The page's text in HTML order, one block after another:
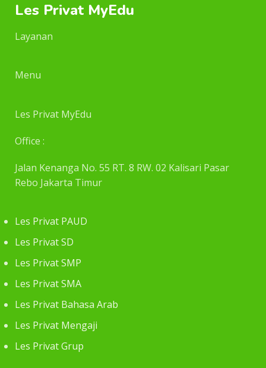
Les Privat MyEdu
Layanan
Menu
Les Privat MyEdu
Office :
Jalan Kenanga No. 55 RT. 8 RW. 02 Kalisari Pasar
Rebo Jakarta Timur
Les Privat PAUD
Les Privat SD
Les Privat SMP
Les Privat SMA
Les Privat Bahasa Arab
Les Privat Mengaji
Les Privat Grup